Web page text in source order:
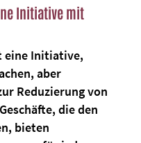
Initiative mit
eine Initiative,
aber
Reduzierung von
die den
bieten